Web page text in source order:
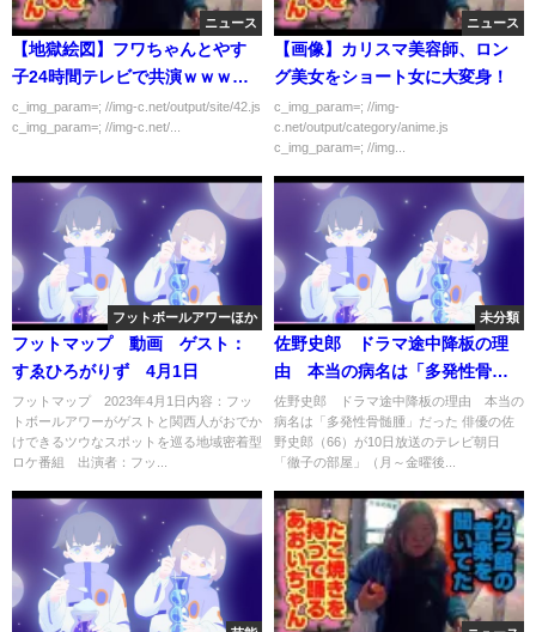
ニュース
【地獄絵図】フワちゃんとやす
子24時間テレビで共演ｗｗｗｗ
ｗｗ
c_img_param=; //img-c.net/output/site/42.js
c_img_param=; //img-c.net/...
ニュース
【画像】カリスマ美容師、ロン
グ美女をショート女に大変身！
c_img_param=; //img-
c.net/output/category/anime.js
c_img_param=; //img...
フットボールアワーほか
フットマップ 動画 ゲスト：
すゑひろがりず 4月1日
フットマップ 2023年4月1日内容：フッ
トボールアワーがゲストと関西人がおでか
けできるツウなスポットを巡る地域密着型
ロケ番組 出演者：フッ...
未分類
佐野史郎 ドラマ途中降板の理
由 本当の病名は「多発性骨髄
腫」だった
佐野史郎 ドラマ途中降板の理由 本当の
病名は「多発性骨髄腫」だった 俳優の佐
野史郎（66）が10日放送のテレビ朝日
「徹子の部屋」（月～金曜後...